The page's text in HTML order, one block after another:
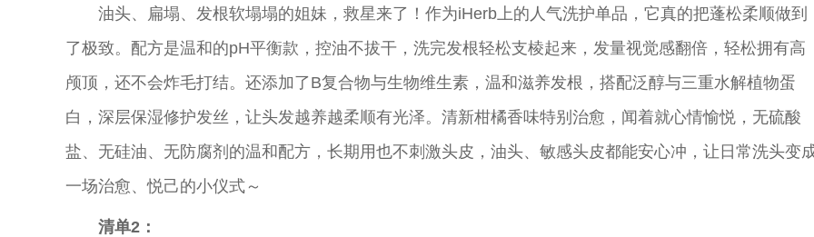
油头、扁塌、发根软塌塌的姐妹，救星来了！作为iHerb上的人气洗护单品，它真的把蓬松柔顺做到
了极致。配方是温和的pH平衡款，控油不拔干，洗完发根轻松支棱起来，发量视觉感翻倍，轻松拥有高
颅顶，还不会炸毛打结。还添加了B复合物与生物维生素，温和滋养发根，搭配泛醇与三重水解植物蛋
白，深层保湿修护发丝，让头发越养越柔顺有光泽。清新柑橘香味特别治愈，闻着就心情愉悦，无硫酸
盐、无硅油、无防腐剂的温和配方，长期用也不刺激头皮，油头、敏感头皮都能安心冲，让日常洗头变
一场治愈、悦己的小仪式～
清单2 ：